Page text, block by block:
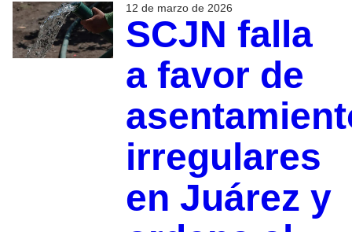
12 de marzo de 2026
SCJN falla
a favor de
irregulares
en Juárez y